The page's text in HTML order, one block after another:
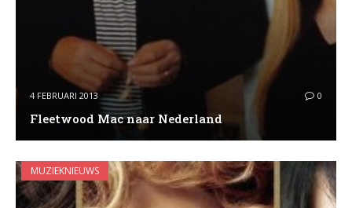
4 FEBRUARI 2013 0
Fleetwood Mac naar Nederland
MUZIEKNIEUWS